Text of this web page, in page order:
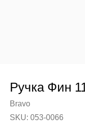
Ручка Фин
Bravo
SKU: 053-0066